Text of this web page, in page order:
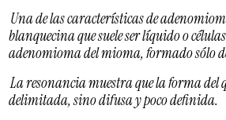
Una de las características de
blanquecina que suele ser líquido o
adenomioma del mioma, formado sólo
La resonancia muestra que la forma del
delimitada, sino difusa y poco definida.